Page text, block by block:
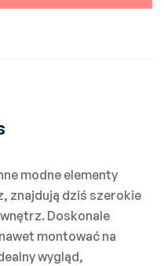
modne elementy
znajdują dziś szerokie
Doskonale
montować na
wygląd,